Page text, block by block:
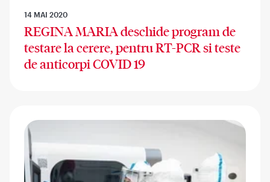
14 MAI 2020
REGINA MARIA deschide program de
testare la cerere, pentru RT-PCR si teste
de anticorpi COVID 19